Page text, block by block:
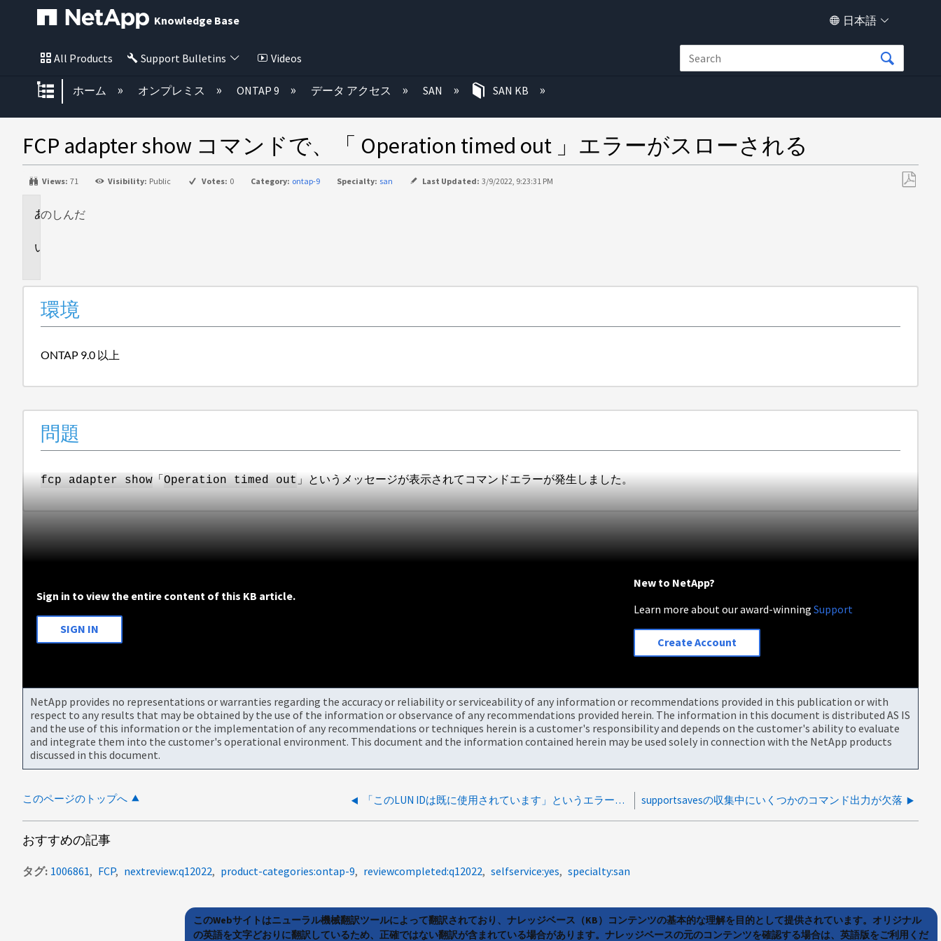
Knowledge Base 日本語
All Products Support Bulletins Videos
グローバル階層を展開/折りたたむ
ホーム オンプレミス ONTAP 9 データ アクセス SAN SAN KB
FCP adapter show コマンドで、「 Operation timed out 」エラーがスローされる
Views: 71 Visibility: Public Votes: 0 Category: ontap-9 Specialty: san Last Updated: 3/9/2022, 9:23:31 PM
環
のし んだ
環境
ONTAP 9.0 以上
問題
fcp adapter show 「Operation timed out 」というメッセージが表示されてコマンドエラーが発生しました。
Sign in to view the entire content of this KB article.
SIGN IN
New to NetApp?
Learn more about our award-winningSupport
Create Account
NetApp provides no representations or warranties regarding the accuracy or reliability or serviceability of any information or recommendations provided in this publication or with
respect to any results that may be obtained by the use of the information or observance of any recommendations provided herein. The information in this document is distributed AS IS
and the use of this information or the implementation of any recommendations or techniques herein is a customer's responsibility and depends on the customer's ability to evaluate
and integrate them into the customer's operational environment. This document and the information contained herein may be used solely in connection with the NetApp products
discussed in this document.
このページのトップへ 「このLUN IDは既に使用されています」というエラーでLUN IDの変更に失敗します supportsavesの収集中にいくつかのコマンド出力が欠落
おすすめの記事
タグ 1006861 FCP nextreview:q12022 product-categories:ontap-9 reviewcompleted:q12022 selfservice:yes specialty:san
このWebサイトはニューラル機械翻訳ツールによって翻訳されており、ナレッジベース（KB）コンテンツの基本的な理解を目的として提供されています。オリジナル
の英語を文字どおりに翻訳しているため、正確ではない翻訳が含まれている場合があります。ナレッジベースの元のコンテンツを確認する場合は、英語版をご利用くだ